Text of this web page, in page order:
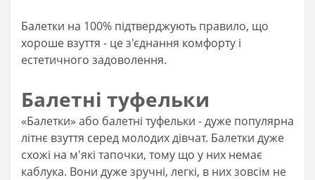
Балетки на 100% підтверджують правило, що
хороше взуття - це з'єднання комфорту і
естетичного задоволення.
Балетні туфельки
«Балетки» або балетні туфельки - дуже популярна
літнє взуття серед молодих дівчат. Балетки дуже
схожі на м'які тапочки, тому що у них немає
каблука. Вони дуже зручні, легкі, в них зовсім не